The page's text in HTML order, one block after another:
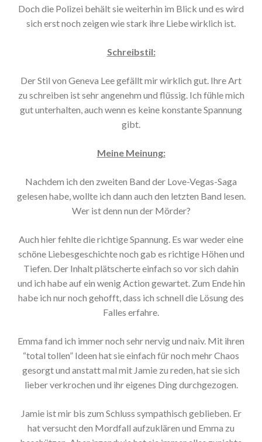
Doch die Polizei behält sie weiterhin im Blick und es wird
sich erst noch zeigen wie stark ihre Liebe wirklich ist.
Schreibstil:
Der Stil von Geneva Lee gefällt mir wirklich gut. Ihre Art
zu schreiben ist sehr angenehm und flüssig. Ich fühle mich
gut unterhalten, auch wenn es keine konstante Spannung
gibt.
Meine Meinung:
Nachdem ich den zweiten Band der Love-Vegas-Saga
gelesen habe, wollte ich dann auch den letzten Band lesen.
Wer ist denn nun der Mörder?
Auch hier fehlte die richtige Spannung. Es war weder eine
schöne Liebesgeschichte noch gab es richtige Höhen und
Tiefen. Der Inhalt plätscherte einfach so vor sich dahin
und ich habe auf ein wenig Action gewartet. Zum Ende hin
habe ich nur noch gehofft, dass ich schnell die Lösung des
Falles erfahre.
Emma fand ich immer noch sehr nervig und naiv. Mit ihren
“total tollen” Ideen hat sie einfach für noch mehr Chaos
gesorgt und anstatt mal mit Jamie zu reden, hat sie sich
lieber verkrochen und ihr eigenes Ding durchgezogen.
Jamie ist mir bis zum Schluss sympathisch geblieben. Er
hat versucht den Mordfall aufzuklären und Emma zu